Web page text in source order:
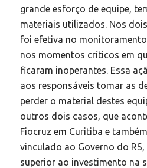
grande esforço de equipe,
materiais utilizados. Nos
foi efetiva no
nos momentos críticos em
ficaram inoperantes. Essa
aos responsáveis tomar as
perder o material destes
outros dois casos, que
Fiocruz em Curitiba e também
vinculado ao Governo do
superior ao investimento na